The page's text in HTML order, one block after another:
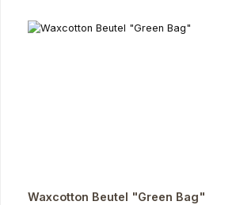
Waxcotton Beutel "Green Bag"